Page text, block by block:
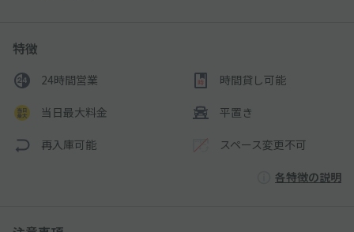
特徴
24時間営業 時間貸し可能
当日最大料金 平置き
再入庫可能 スペース変更不可
各特徴の説明